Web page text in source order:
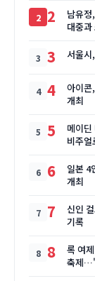
2
남유
대중
3 서울
4
아이콘
개최
5
메이
비주얼
6
일본 4
개최
7
신인
기록
8
록 여
축제